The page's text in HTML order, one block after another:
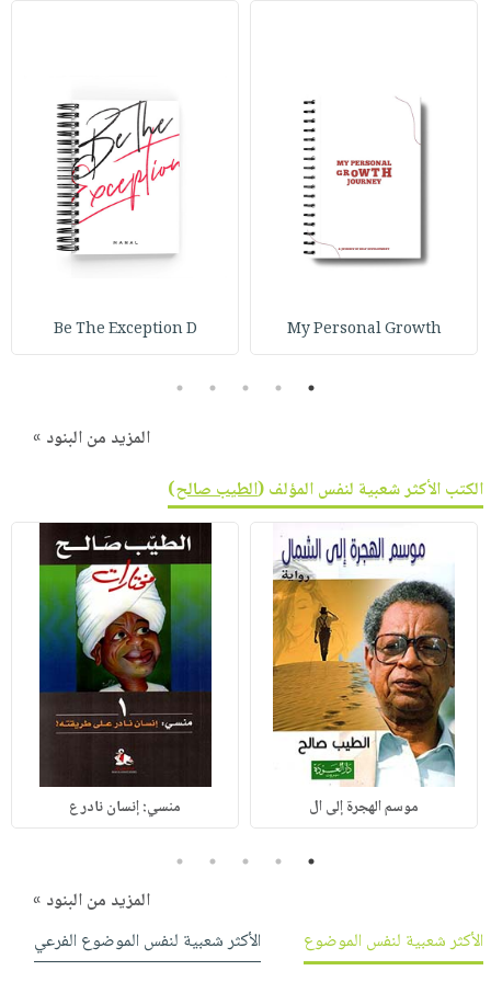
My Personal Growth
Be The Exception D
1
2
3
4
5
المزيد من البنود »
الكتب الأكثر شعبية لنفس المؤلف (الطيب صالح)
موسم الهجرة إلى ال منسي: إنسان نادر ع
1
2
3
4
5
المزيد من البنود »
الأكثر شعبية لنفس الموضوع
الأكثر شعبية لنفس الموضوع الفرعي